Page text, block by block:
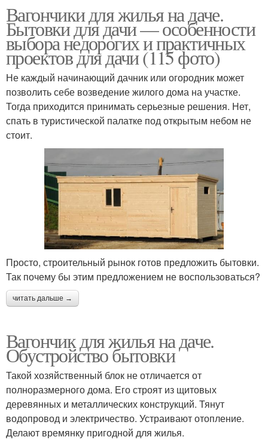
Вагончики для жилья на даче.
Бытовки для дачи — особенности
выбора недорогих и практичных
проектов для дачи (115 фото)
Не каждый начинающий дачник или огородник может
позволить себе возведение жилого дома на участке.
Тогда приходится принимать серьезные решения. Нет,
спать в туристической палатке под открытым небом не
стоит.
Просто, строительный рынок готов предложить бытовки.
Так почему бы этим предложением не воспользоваться?
читать дальше →
Вагончик для жилья на даче.
Обустройство бытовки
Такой хозяйственный блок не отличается от
полноразмерного дома. Его строят из щитовых
деревянных и металлических конструкций. Тянут
водопровод и электричество. Устраивают отопление.
Делают времянку пригодной для жилья.